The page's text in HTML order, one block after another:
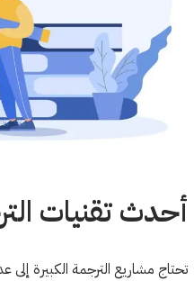
أحدث تقنيات
تحتاج مشاريع الترجمة الكبيرة